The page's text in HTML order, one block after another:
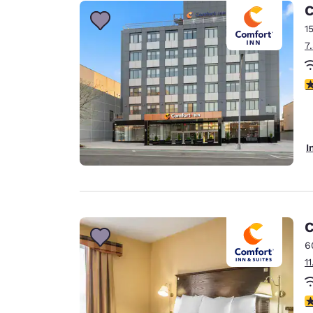
Français
Europe
Spain
English
Ireland
Asie-Pacifique
Australia
English